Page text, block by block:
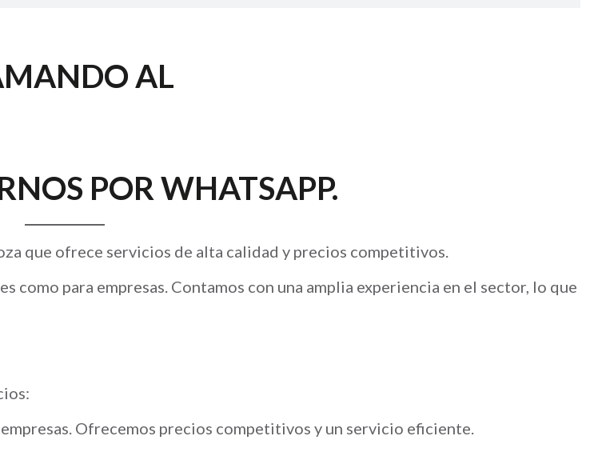
AL
PORWHATSAPP.
que ofrece servicios de alta calidad y precios competitivos.
para empresas. Contamos con una amplia experiencia en el sector, lo que
Ofrecemos precios competitivos y un servicio eficiente.